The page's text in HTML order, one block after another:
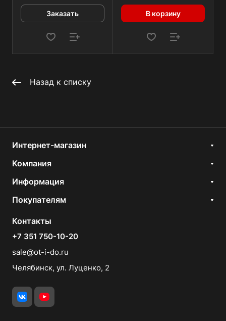
Заказать В корзину
Назад к списку
Интернет-магазин
Компания
Информация
Покупателям
Контакты
+7 351 750-10-20
sale@ot-i-do.ru
Челябинск, ул. Луценко, 2